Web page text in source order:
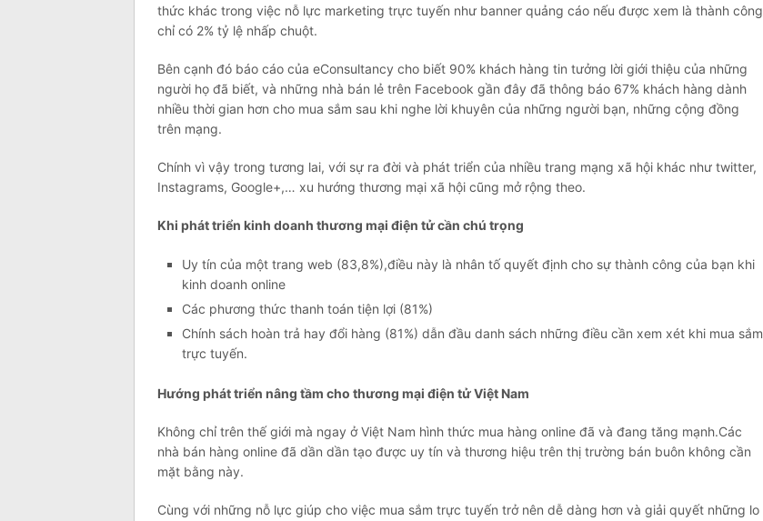
thức khác trong việc nỗ lực marketing trực tuyến như banner quảng cáo nếu được xem là thành công
chỉ có 2% tỷ lệ nhấp chuột.
Bên cạnh đó báo cáo của eConsultancy cho biết 90% khách hàng tin tưởng lời giới thiệu của những
người họ đã biết, và những nhà bán lẻ trên Facebook gần đây đã thông báo 67% khách hàng dành
nhiều thời gian hơn cho mua sắm sau khi nghe lời khuyên của những người bạn, những cộng đồng
trên mạng.
Chính vì vậy trong tương lai, với sự ra đời và phát triển của nhiều trang mạng xã hội khác như twitter,
Instagrams, Google+,… xu hướng thương mại xã hội cũng mở rộng theo.
Khi phát triển kinh doanh thương mại điện tử cần chú trọng
Uy tín của một trang web (83,8%),điều này là nhân tố quyết định cho sự thành công của bạn khi
kinh doanh online
Các phương thức thanh toán tiện lợi (81%)
Chính sách hoàn trả hay đổi hàng (81%) dẫn đầu danh sách những điều cần xem xét khi mua sắm
trực tuyến.
Hướng phát triển nâng tầm cho thương mại điện tử Việt Nam
Không chỉ trên thế giới mà ngay ở Việt Nam hình thức mua hàng online đã và đang tăng mạnh.Các
nhà bán hàng online đã dần dần tạo được uy tín và thương hiệu trên thị trường bán buôn không cần
mặt bằng này.
Cùng với những nỗ lực giúp cho việc mua sắm trực tuyến trở nên dễ dàng hơn và giải quyết những lo